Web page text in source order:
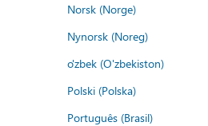
Norsk (Norge)
Nynorsk (Noreg)
o'zbek (O'zbekiston)
Polski (Polska)
Português (Brasil)